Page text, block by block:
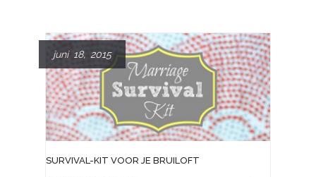
juni 18, 2015
SURVIVAL-KIT VOOR JE BRUILOFT